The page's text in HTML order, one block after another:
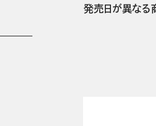
発売日が異なる